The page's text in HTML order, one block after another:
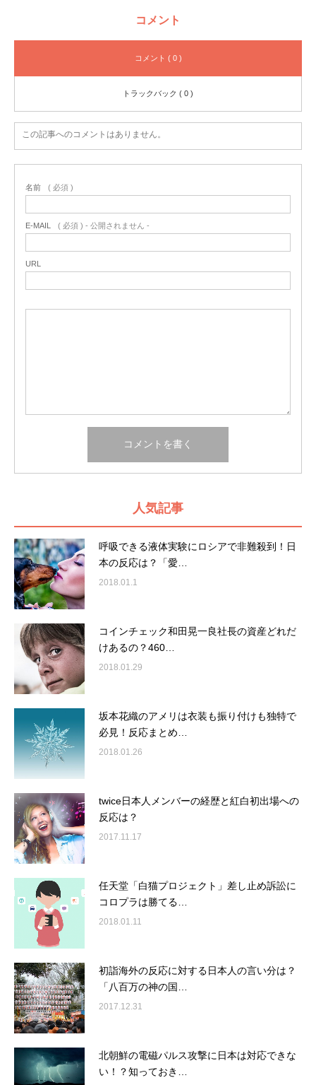
コメント
コメント ( 0 )
トラックバック ( 0 )
この記事へのコメントはありません。
名前 ( 必須 )
E-MAIL ( 必須 ) - 公開されません -
URL
人気記事
呼吸できる液体実験にロシアで非難殺到！日
本の反応は？「愛…
2018.01.1
コインチェック和田晃一良社長の資産どれだ
けあるの？460…
2018.01.29
坂本花織のアメリは衣装も振り付けも独特で
必見！反応まとめ…
2018.01.26
twice日本人メンバーの経歴と紅白初出場への
反応は？
2017.11.17
任天堂「白猫プロジェクト」差し止め訴訟に
コロプラは勝てる…
2018.01.11
初詣海外の反応に対する日本人の言い分は？
「八百万の神の国…
2017.12.31
北朝鮮の電磁パルス攻撃に日本は対応できな
い！？知っておき…